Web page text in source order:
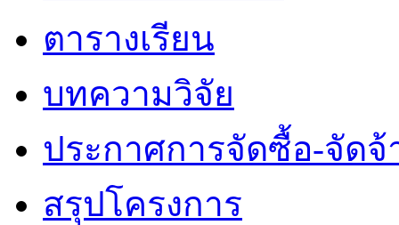
ตารางเรียน
บทความวิจัย
ประกาศการจัดซื้อ-จัดจ้
สรุปโครงการ